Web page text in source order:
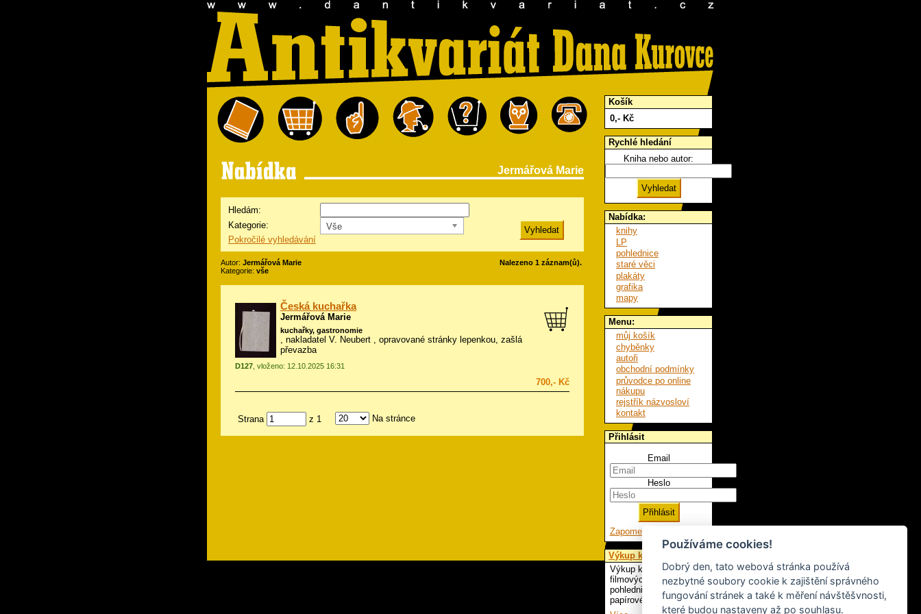
Jermářová Marie
Hledám:
Kategorie:
Vše
Pokročilé vyhledávání
Autor: Jermářová Marie
Kategorie: vše
Nalezeno 1 záznam(ů).
Česká kuchařka
Jermářová Marie
kuchařky, gastronomie
, nakladatel V. Neubert , opravované stránky lepenkou, zašlá
převazba
D127 , vloženo: 12.10.2025 16:31
700,- Kč
Strana z 1 Na stránce
Košík
0,- Kč
Rychlé hledání
Kniha nebo autor:
Nabídka:
knihy
LP
pohlednice
staré věci
plakáty
grafika
mapy
Menu:
můj košík
chyběnky
autoři
obchodní podmínky
průvodce po online
nákupu
rejstřík názvosloví
kontakt
Přihlásit
Email
Heslo
Zapomenuté heslo
Výkup knih
Výkup knih, LP,
filmových plakátů,
pohlednic a ostatního
papírového artiklu.
Používáme cookies!
Dobrý den, tato webová stránka používá
nezbytné soubory cookie k zajištění správného
fungování stránek a také k měření návštěšvnosti,
které budou nastaveny až po souhlasu.